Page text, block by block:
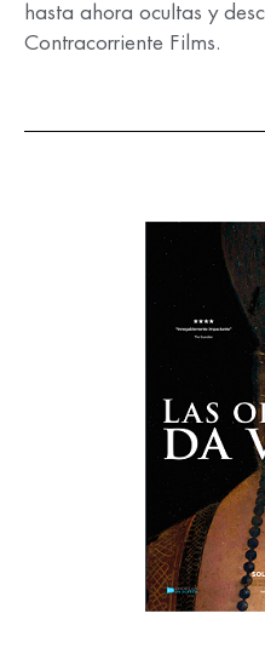
hasta ahora ocultas y
Contracorriente Films.